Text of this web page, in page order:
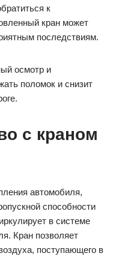
к
кран может
последствиям.
осмотр и
поломок и снизит
с краном
автомобиля,
способности
в системе
Кран позволяет
поступающего в